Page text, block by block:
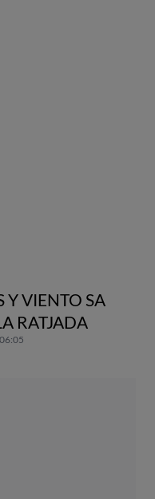
Y VIENTO SA
RATJADA